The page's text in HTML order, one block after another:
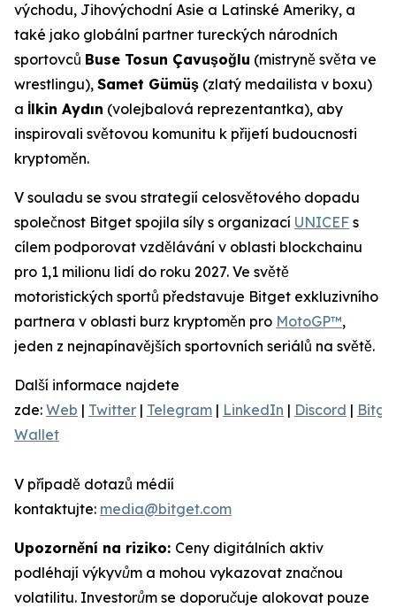
východu, Jihovýchodní Asie a Latinské Ameriky, a
také jako globální partner tureckých národních
sportovců Buse Tosun Çavuşoğlu (mistryně světa ve
wrestlingu), Samet Gümüş (zlatý medailista v boxu)
a İlkin Aydın (volejbalová reprezentantka), aby
inspirovali světovou komunitu k přijetí budoucnosti
kryptoměn.
V souladu se svou strategií celosvětového dopadu
společnost Bitget spojila síly s organizací UNICEF s
cílem podporovat vzdělávání v oblasti blockchainu
pro 1,1 milionu lidí do roku 2027. Ve světě
motoristických sportů představuje Bitget exkluzivního
partnera v oblasti burz kryptoměn pro MotoGP™,
jeden z nejnapínavějších sportovních seriálů na světě.
Další informace najdete
zde: Web | Twitter | Telegram | LinkedIn | Discord |
Wallet
V případě dotazů médií
kontaktujte: media@bitget.com
Upozornění na riziko: Ceny digitálních aktiv
podléhají výkyvům a mohou vykazovat značnou
volatilitu. Investorům se doporučuje alokovat pouze